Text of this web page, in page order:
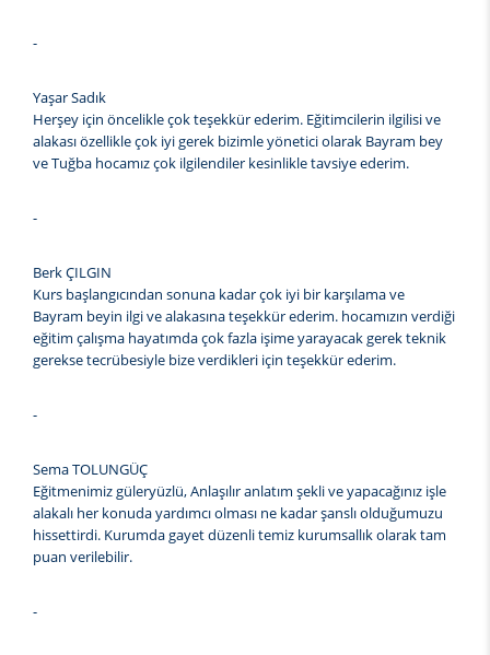
-
Yaşar Sadık
Herşey için öncelikle çok teşekkür ederim. Eğitimcilerin ilgilisi ve
alakası özellikle çok iyi gerek bizimle yönetici olarak Bayram bey
ve Tuğba hocamız çok ilgilendiler kesinlikle tavsiye ederim.
-
Berk ÇILGIN
Kurs başlangıcından sonuna kadar çok iyi bir karşılama ve
Bayram beyin ilgi ve alakasına teşekkür ederim. hocamızın verdiği
eğitim çalışma hayatımda çok fazla işime yarayacak gerek teknik
gerekse tecrübesiyle bize verdikleri için teşekkür ederim.
-
Sema TOLUNGÜÇ
Eğitmenimiz güleryüzlü, Anlaşılır anlatım şekli ve yapacağınız işle
alakalı her konuda yardımcı olması ne kadar şanslı olduğumuzu
hissettirdi. Kurumda gayet düzenli temiz kurumsallık olarak tam
puan verilebilir.
-